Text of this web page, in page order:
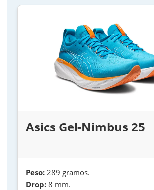
Asics Gel-Nimbus 25
Peso: 289 gramos.
Drop: 8 mm.